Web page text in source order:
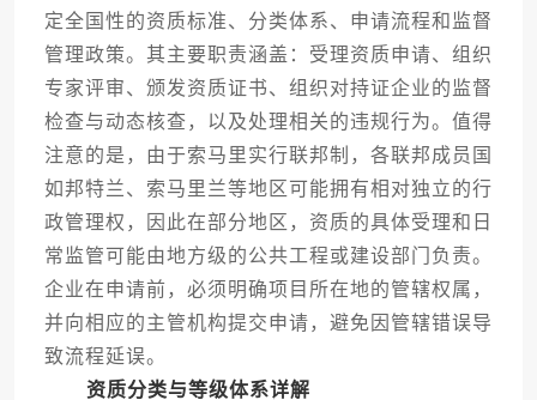
定全国性的资质标准、分类体系、申请流程和监督
管理政策。其主要职责涵盖：受理资质申请、组织
专家评审、颁发资质证书、组织对持证企业的监督
检查与动态核查，以及处理相关的违规行为。值得
注意的是，由于索马里实行联邦制，各联邦成员国
如邦特兰、索马里兰等地区可能拥有相对独立的行
政管理权，因此在部分地区，资质的具体受理和日
常监管可能由地方级的公共工程或建设部门负责。
企业在申请前，必须明确项目所在地的管辖权属，
并向相应的主管机构提交申请，避免因管辖错误导
致流程延误。
资质分类与等级体系详解